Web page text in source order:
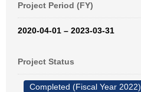
Project Period (FY)
2020-04-01 – 2023-03-31
Project Status
Completed (Fiscal Year 2022)